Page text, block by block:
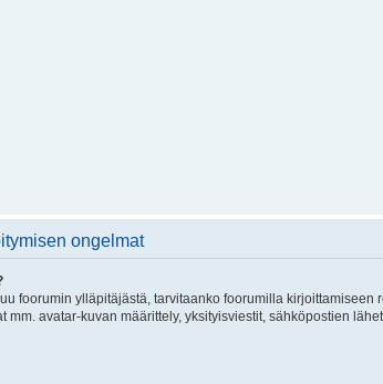
ongelmat
foorumin ylläpitäjästä, tarvitaanko foorumilla
mm. avatar-kuvan määrittely, yksityisviestit, sähköpostien